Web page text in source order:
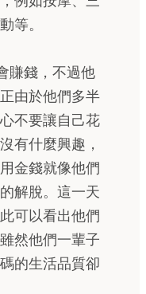
等。
賺錢，不過他
由於他們多半
不要讓自己花
有什麼興趣，
金錢就像他們
解脫。這一天
可以看出他們
然他們一輩子
的生活品質卻